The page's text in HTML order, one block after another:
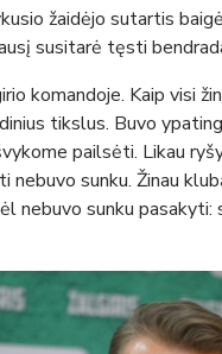
žaidėjo sutartis
susitarė tęsti
komandoje. Kaip visi
tikslus. Buvo
pailsėti. Likau
sunku. Žinau
nebuvo sunku pasakyti: